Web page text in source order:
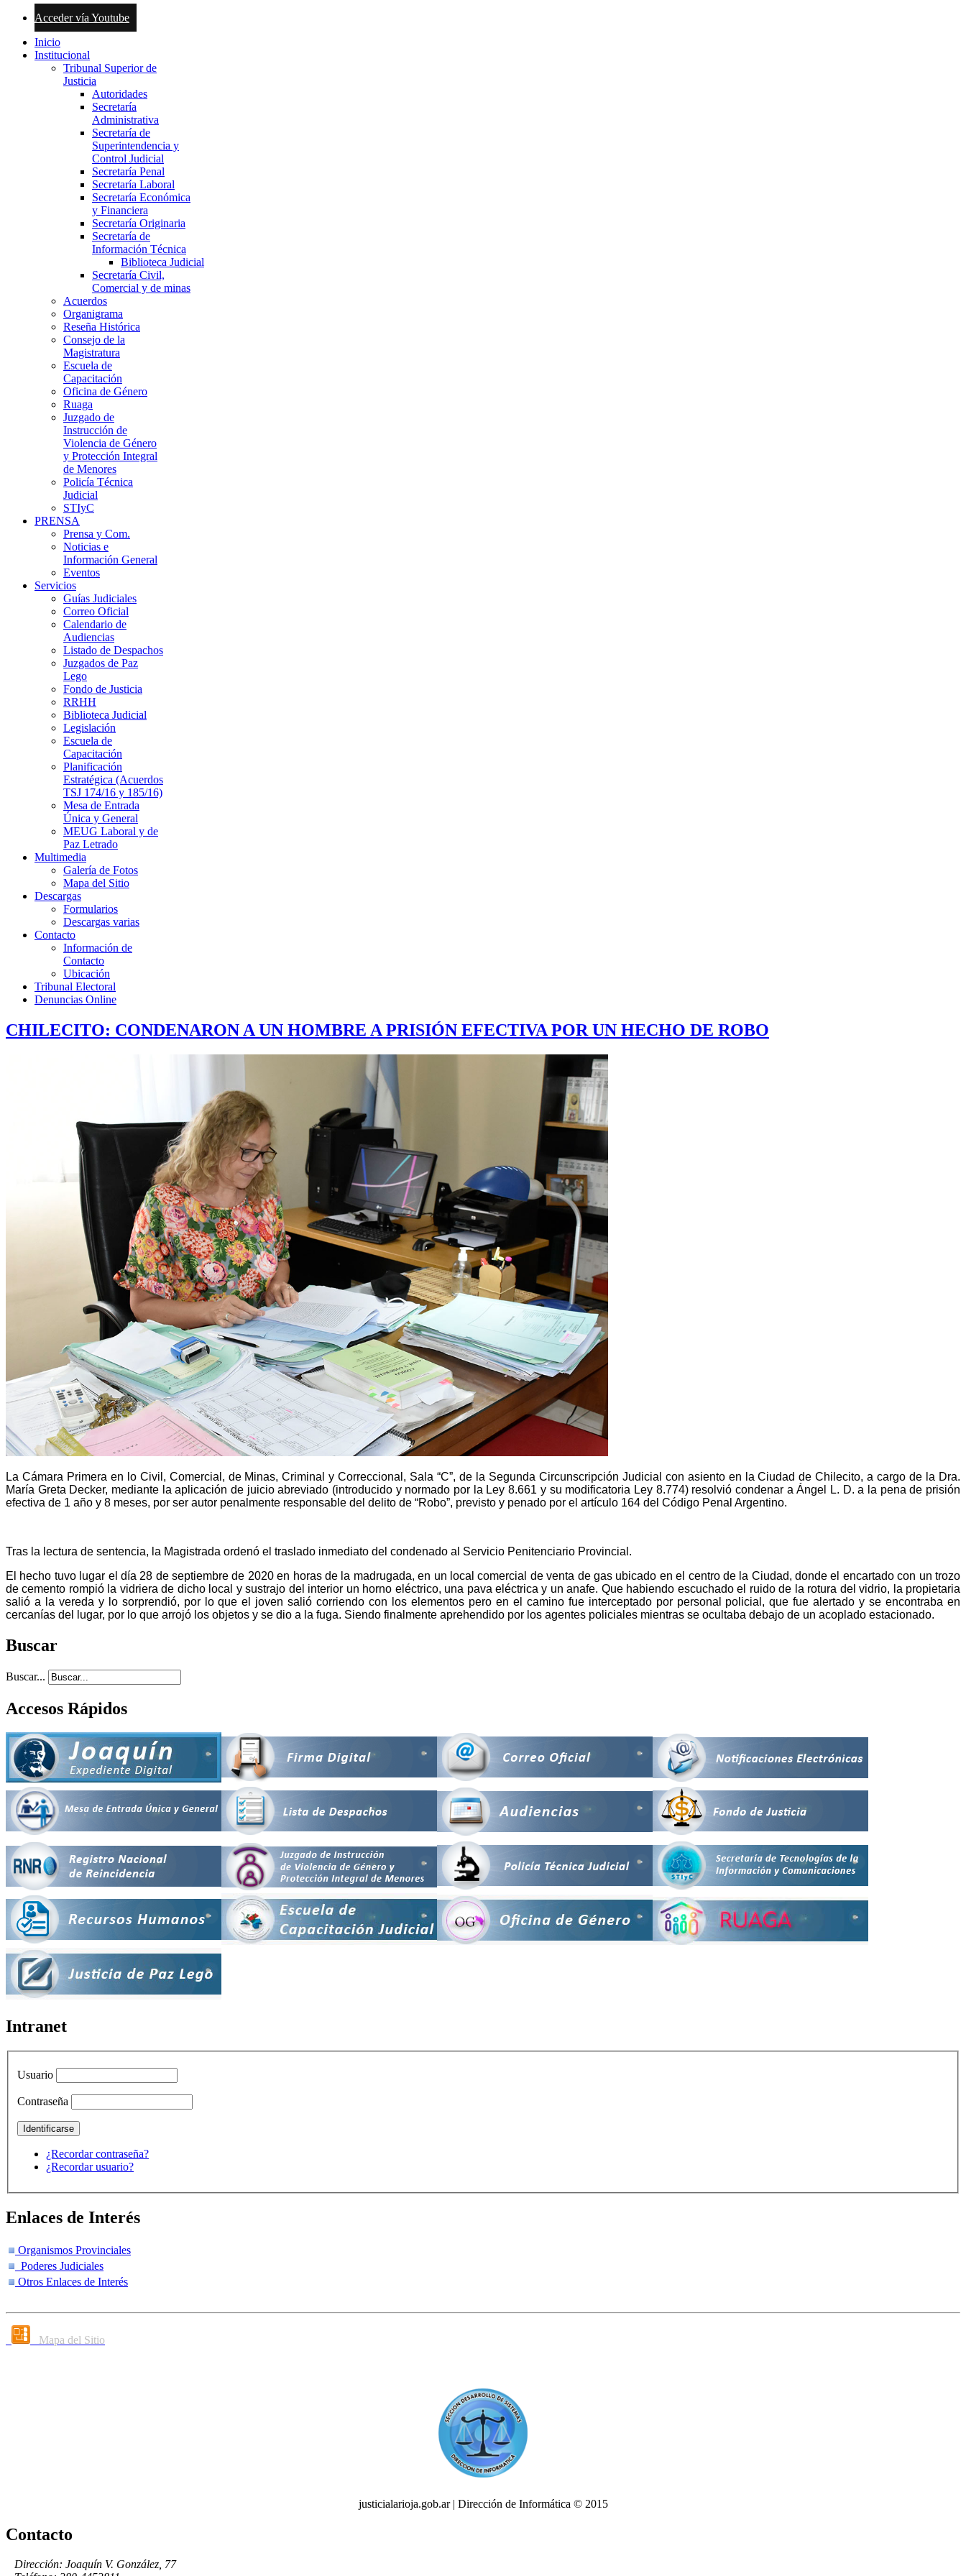
Acceder vía Youtube
Inicio
Institucional
Tribunal Superior de
Justicia
Autoridades
Secretaría
Administrativa
Secretaría de
Superintendencia y
Control Judicial
Secretaría Penal
Secretaría Laboral
Secretaría Económica
y Financiera
Secretaría Originaria
Secretaría de
Información Técnica
Biblioteca Judicial
Secretaría Civil,
Comercial y de minas
Acuerdos
Organigrama
Reseña Histórica
Consejo de la
Magistratura
Escuela de
Capacitación
Oficina de Género
Ruaga
Juzgado de
Instrucción de
Violencia de Género
y Protección Integral
de Menores
Policía Técnica
Judicial
STIyC
PRENSA
Prensa y Com.
Noticias e
Información General
Eventos
Servicios
Guías Judiciales
Correo Oficial
Calendario de
Audiencias
Listado de Despachos
Juzgados de Paz
Lego
Fondo de Justicia
RRHH
Biblioteca Judicial
Legislación
Escuela de
Capacitación
Planificación
Estratégica (Acuerdos
TSJ 174/16 y 185/16)
Mesa de Entrada
Única y General
MEUG Laboral y de
Paz Letrado
Multimedia
Galería de Fotos
Mapa del Sitio
Descargas
Formularios
Descargas varias
Contacto
Información de
Contacto
Ubicación
Tribunal Electoral
Denuncias Online
CHILECITO: CONDENARON A UN HOMBRE A PRISIÓN EFECTIVA POR UN HECHO DE ROBO
La Cámara Primera en lo Civil, Comercial, de Minas, Criminal y Correccional, Sala “C”, de la Segunda Circunscripción Judicial con asiento en la Ciudad de Chilecito, a cargo de la Dra.
María Greta Decker, mediante la aplicación de juicio abreviado (introducido y normado por la Ley 8.661 y su modificatoria Ley 8.774) resolvió condenar a Ángel L. D. a la pena de prisión
efectiva de 1 año y 8 meses, por ser autor penalmente responsable del delito de “Robo”, previsto y penado por el artículo 164 del Código Penal Argentino.
Tras la lectura de sentencia, la Magistrada ordenó el traslado inmediato del condenado al Servicio Penitenciario Provincial.
El hecho tuvo lugar el día 28 de septiembre de 2020 en horas de la madrugada, en un local comercial de venta de gas ubicado en el centro de la Ciudad, donde el encartado con un trozo
de cemento rompió la vidriera de dicho local y sustrajo del interior un horno eléctrico, una pava eléctrica y un anafe. Que habiendo escuchado el ruido de la rotura del vidrio, la propietaria
salió a la vereda y lo sorprendió, por lo que el joven salió corriendo con los elementos pero en el camino fue interceptado por personal policial, que fue alertado y se encontraba en
cercanías del lugar, por lo que arrojó los objetos y se dio a la fuga. Siendo finalmente aprehendido por los agentes policiales mientras se ocultaba debajo de un acoplado estacionado.
Buscar
Buscar...
Accesos Rápidos
Intranet
Usuario
Contraseña
¿Recordar contraseña?
¿Recordar usuario?
Enlaces de Interés
Organismos Provinciales
Poderes Judiciales
Otros Enlaces de Interés
Mapa del Sitio
justicialarioja.gob.ar | Dirección de Informática © 2015
Contacto
Dirección: Joaquín V. González, 77